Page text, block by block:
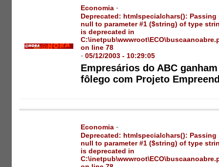
Economia -
Deprecated: htmlspecialchars(): Passing
null to parameter #1 ($string) of type
is deprecated in
on line78
-05/12/2003 - 10:29:05
Empresários do ABC ganham
fôlego com Projeto
Economia -
Deprecated: htmlspecialchars(): Passing
null to parameter #1 ($string) of type
is deprecated in